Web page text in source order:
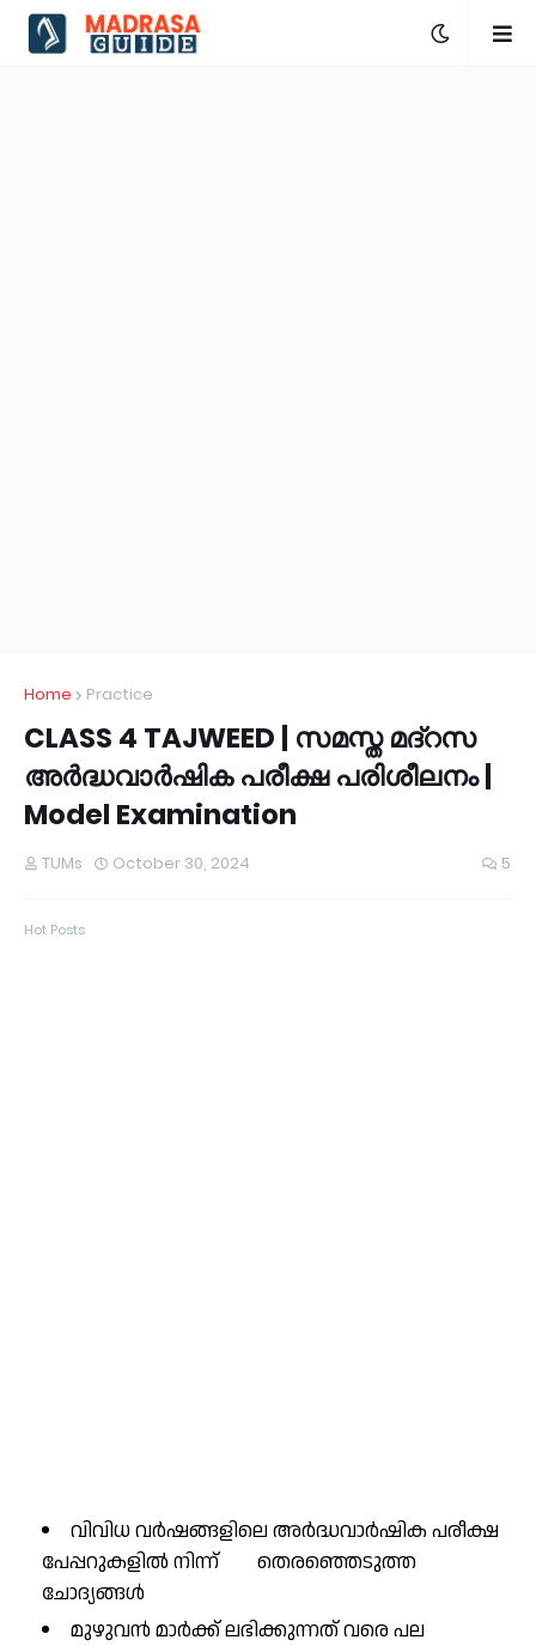
Home Practice
CLASS 4 TAJWEED | സമസ്ത മദ്റസ
അർദ്ധവാർഷിക പരീക്ഷ പരിശീലനം |
Model Examination
TUMs October 30, 2024 5
Hot Posts
വിവിധ വർഷങ്ങളിലെ അർദ്ധവാർഷിക പരീക്ഷ
പേപ്പറുകളിൽ നിന്ന് തെരഞ്ഞെടുത്ത
ചോദ്യങ്ങൾ
മുഴുവൻ മാർക്ക് ലഭിക്കുന്നത് വരെ പല